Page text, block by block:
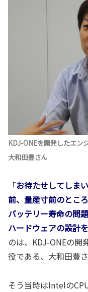
KDJ-ONEを開発したエン
大和田豊さん
「お待たせしてしま
前、量産寸前のとこ
バッテリー寿命の問
ハードウェアの設計
のは、KDJ-ONEの開
役である、大和田豊さ
そう当時はIntelの